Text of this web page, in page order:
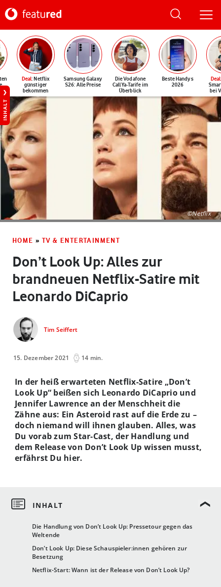
Deal: Netflix
günstiger
bekommen
Samsung Galaxy
S26: Alle Preise
Die Vodafone
CallYa-Tarife im
Überblick
Beste Handys
2026
Deal
bei
INHALT
©Netflix
HOME » TV & ENTERTAINMENT
Don’t Look Up: Alles zur
brandneuen Netflix-Satire mit
Leonardo DiCaprio
Tim Seiffert
15. Dezember 2021 14 min.
Die Handlung von Don’t Look Up: Pressetour gegen das
Weltende
Don’t Look Up: Diese Schauspieler:innen gehören zur
Besetzung
Netflix-Start: Wann ist der Release von Don’t Look Up?
In der heiß erwarteten Netflix-Satire „Don’t
Look Up“ beißen sich Leonardo DiCaprio und
Jennifer Lawrence an der Menschheit die
Zähne aus: Ein Asteroid rast auf die Erde zu –
doch niemand will ihnen glauben. Alles, was
Du vorab zum Star-Cast, der Handlung und
dem Release von Don’t Look Up wissen musst,
erfährst Du hier.